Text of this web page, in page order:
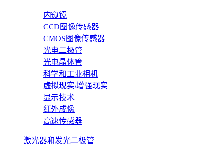
内窥镜
CCD图像传感器
CMOS图像传感器
光电二极管
光电晶体管
科学和工业相机
虚拟现实/增强现实
显示技术
红外成像
高速传感器
激光器和发光二极管